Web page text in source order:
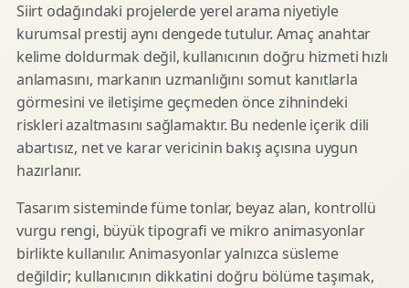
Siirt odağındaki projelerde yerel arama niyetiyle
kurumsal prestij aynı dengede tutulur. Amaç anahtar
kelime doldurmak değil, kullanıcının doğru hizmeti hızlı
anlamasını, markanın uzmanlığını somut kanıtlarla
görmesini ve iletişime geçmeden önce zihnindeki
riskleri azaltmasını sağlamaktır. Bu nedenle içerik dili
abartısız, net ve karar vericinin bakış açısına uygun
hazırlanır.
Tasarım sisteminde füme tonlar, beyaz alan, kontrollü
vurgu rengi, büyük tipografi ve mikro animasyonlar
birlikte kullanılır. Animasyonlar yalnızca süsleme
değildir; kullanıcının dikkatini doğru bölüme taşımak,